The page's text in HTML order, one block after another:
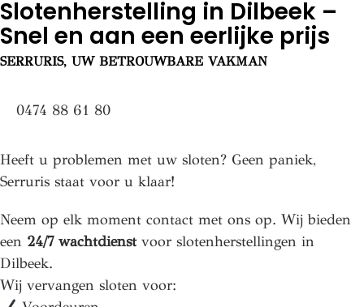
Slotenherstelling in Dilbeek –
Snel en aan een eerlijke prijs
SERRURIS, UW BETROUWBARE VAKMAN
0474 88 61 80
Heeft u problemen met uw sloten? Geen paniek,
Serruris staat voor u klaar!
Neem op elk moment contact met ons op. Wij bieden
een 24/7 wachtdienstvoor slotenherstellingen in
Dilbeek.
Wij vervangen sloten voor: